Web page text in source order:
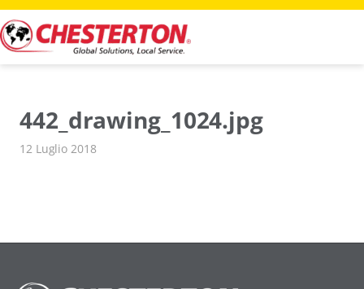
Vai
al
contenuto
442_drawing_1024.jpg
12 Luglio 2018